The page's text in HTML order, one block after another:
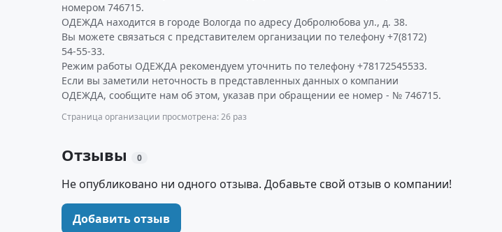
номером 746715.
ОДЕЖДА находится в городе Вологда по адресу Добролюбова ул., д. 38.
Вы можете связаться с представителем организации по телефону +7(8172)
54-55-33.
Режим работы ОДЕЖДА рекомендуем уточнить по телефону +78172545533.
Если вы заметили неточность в представленных данных о компании
ОДЕЖДА, сообщите нам об этом, указав при обращении ее номер - № 746715.
Страница организации просмотрена: 26 раз
Отзывы 0
Не опубликовано ни одного отзыва. Добавьте свой отзыв о компании!
Добавить отзыв